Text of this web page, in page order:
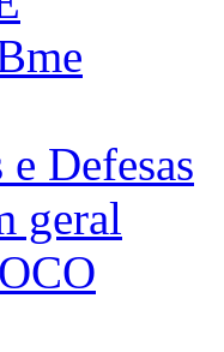
Defesas
geral